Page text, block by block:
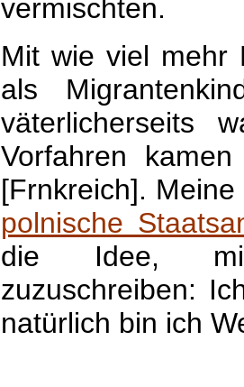
vermischten.
Mit wie viel mehr
als
väterlicherseits
Vorfahren
[Frnkreich]. Meine
polnische
die Idee, mir
zuzuschreiben:
natürlich bin ich